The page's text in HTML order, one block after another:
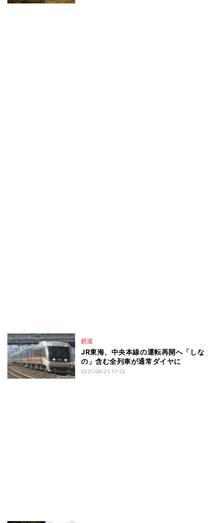
鉄道
JR東海、中央本線の運転再開へ「しな
の」含む全列車が通常ダイヤに
2021/08/25 17:02